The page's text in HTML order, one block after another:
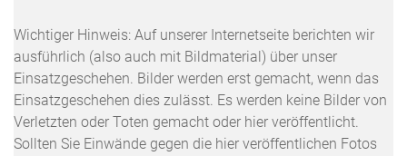
Wichtiger Hinweis: Auf unserer Internetseite berichten wir
ausführlich (also auch mit Bildmaterial) über unser
Einsatzgeschehen. Bilder werden erst gemacht, wenn das
Einsatzgeschehen dies zulässt. Es werden keine Bilder von
Verletzten oder Toten gemacht oder hier veröffentlicht.
Sollten Sie Einwände gegen die hier veröffentlichen Fotos